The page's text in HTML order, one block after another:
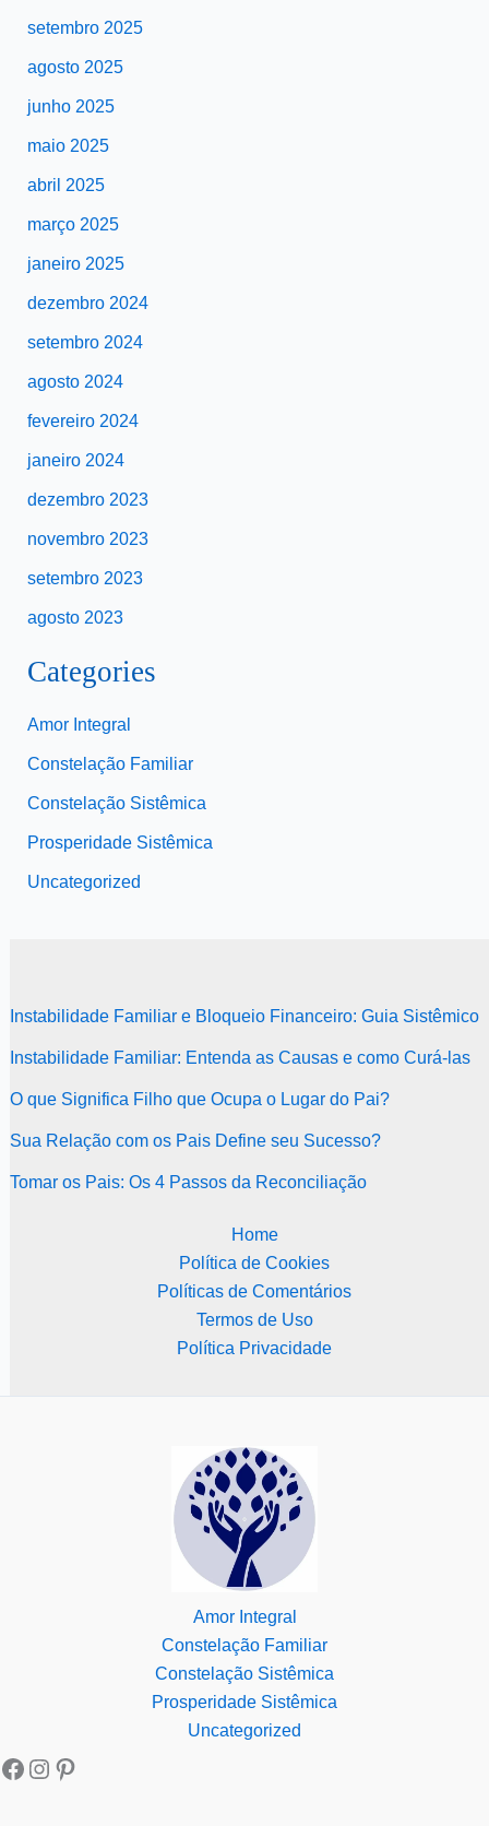
setembro 2025
agosto 2025
junho 2025
maio 2025
abril 2025
março 2025
janeiro 2025
dezembro 2024
setembro 2024
agosto 2024
fevereiro 2024
janeiro 2024
dezembro 2023
novembro 2023
setembro 2023
agosto 2023
Categories
Amor Integral
Constelação Familiar
Constelação Sistêmica
Prosperidade Sistêmica
Uncategorized
Instabilidade Familiar e Bloqueio Financeiro: Guia Sistêmico
Instabilidade Familiar: Entenda as Causas e como Curá-las
O que Significa Filho que Ocupa o Lugar do Pai?
Sua Relação com os Pais Define seu Sucesso?
Tomar os Pais: Os 4 Passos da Reconciliação
Home
Política de Cookies
Políticas de Comentários
Termos de Uso
Política Privacidade
Amor Integral
Constelação Familiar
Constelação Sistêmica
Prosperidade Sistêmica
Uncategorized